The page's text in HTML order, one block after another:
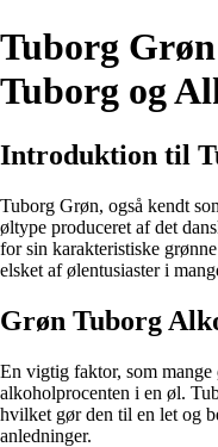
Tuborg
Tuborg og
Introduktion til
Tuborg Grøn, også kendt
øltype produceret af det
for sin karakteristiske
elsket af ølentusiaster i
Grøn Tuborg
En vigtig faktor, som mange
alkoholprocenten i en øl.
hvilket gør den til en let og
anledninger.